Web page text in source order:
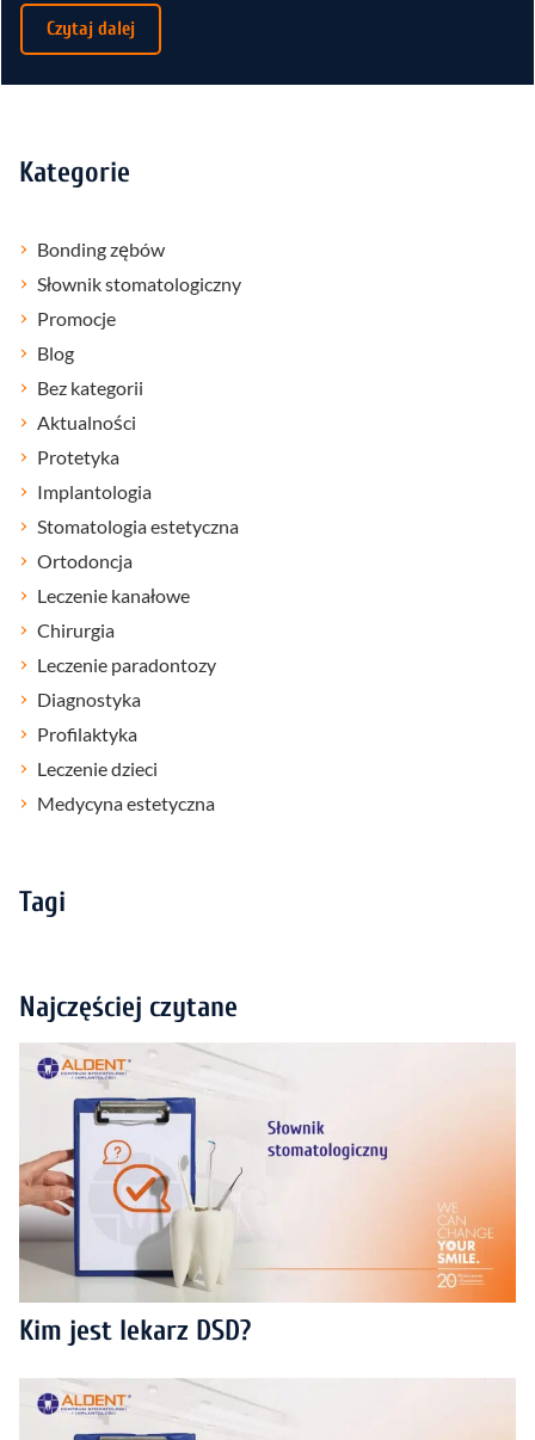
Czytaj dalej
Kategorie
Bonding zębów
Słownik stomatologiczny
Promocje
Blog
Bez kategorii
Aktualności
Protetyka
Implantologia
Stomatologia estetyczna
Ortodoncja
Leczenie kanałowe
Chirurgia
Leczenie paradontozy
Diagnostyka
Profilaktyka
Leczenie dzieci
Medycyna estetyczna
Tagi
Najczęściej czytane
Kim jest lekarz DSD?